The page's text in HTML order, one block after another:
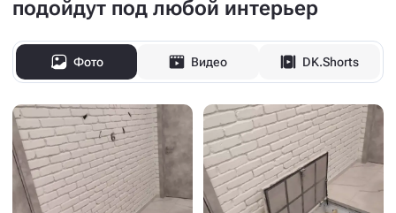
подойдут под любой интерьер
Фото Видео DK.Shorts